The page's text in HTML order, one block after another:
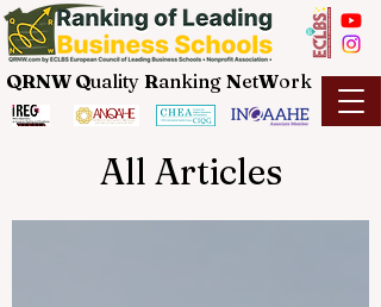
QRNW Quality Ranking NetWork
All Articles